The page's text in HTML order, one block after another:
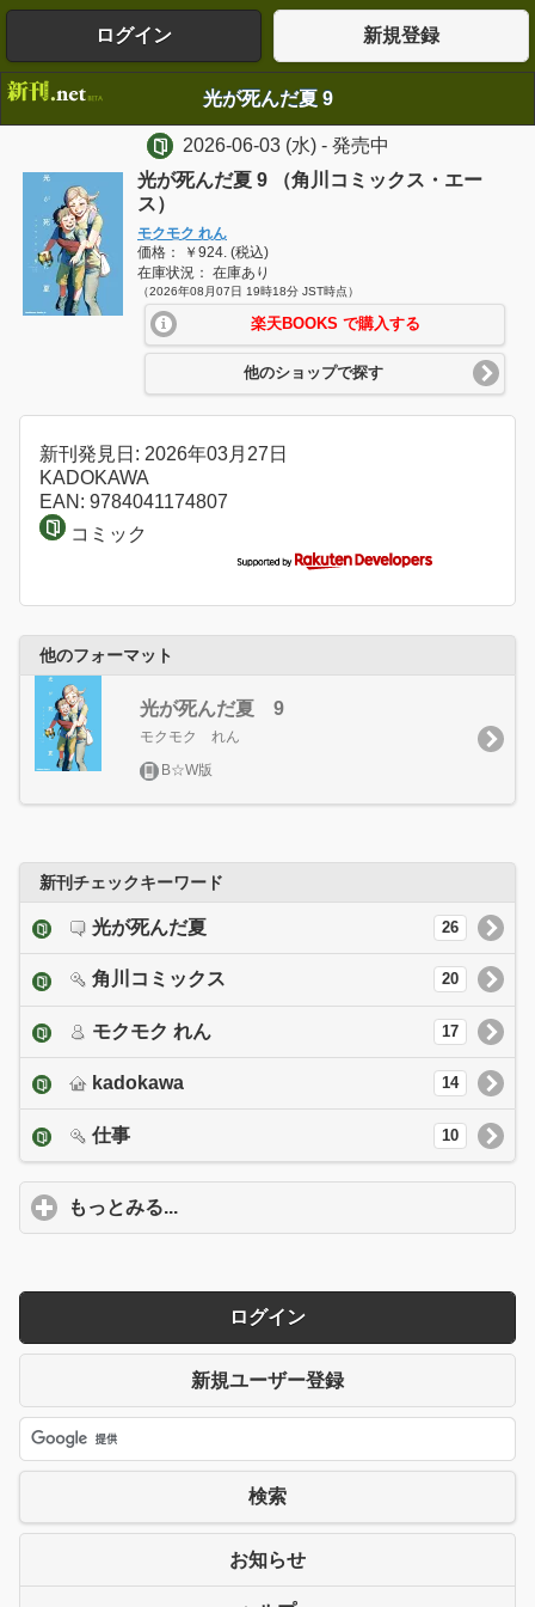
ログイン 新規登録
光が死んだ夏 9
2026-06-03(水)- 発売中
光が死んだ夏 9 （角川コミックス・エー
ス）
モクモク れん
価格： ￥924. (税込)
在庫状況： 在庫あり
（2026年08月07日 19時18分 JST時点）
楽天BOOKS で購入する
他のショップで探す
新刊発見日: 2026年03月27日
KADOKAWA
EAN: 9784041174807
コミック
他のフォーマット
光が死んだ夏 9
モクモク れん
B☆W版
新刊チェックキーワード
光が死んだ夏 26
角川コミックス 20
モクモク れん 17
kadokawa 14
仕事 10
もっとみる...
ログイン
新規ユーザー登録
検索
お知らせ